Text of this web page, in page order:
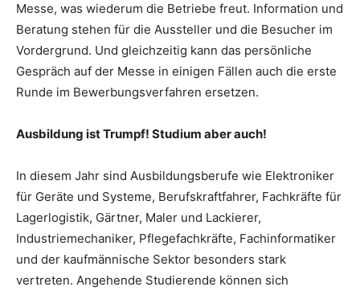
Messe, was wiederum die Betriebe freut. Information und
Beratung stehen für die Aussteller und die Besucher im
Vordergrund. Und gleichzeitig kann das persönliche
Gespräch auf der Messe in einigen Fällen auch die erste
Runde im Bewerbungsverfahren ersetzen.
Ausbildung ist Trumpf! Studium aber auch!
In diesem Jahr sind Ausbildungsberufe wie Elektroniker
für Geräte und Systeme, Berufskraftfahrer, Fachkräfte für
Lagerlogistik, Gärtner, Maler und Lackierer,
Industriemechaniker, Pflegefachkräfte, Fachinformatiker
und der kaufmännische Sektor besonders stark
vertreten. Angehende Studierende können sich